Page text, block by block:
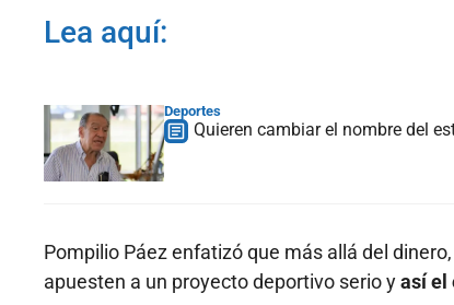
Lea aquí:
Deportes
Quieren cambiar el nombre del
Pompilio Páez enfatizó que más allá del
apuesten a un proyecto deportivo serio yasí el